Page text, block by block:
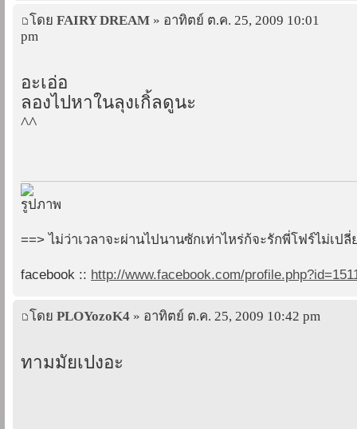
โดย FAIRY DREAM » อาทิตย์ ต.ค. 25, 2009 10:01
pm
อะเอ่อ
ลองไปหาในลุงเกิ้ลดูนะ
^^
==> ไม่ว่าเวลาจะผ่านไปนานซักเท่าไหร่ก้จะรักพี่โฟร์ไม่เป
facebook :: http://www.facebook.com/
โดย PLOYozoK4 » อาทิตย์ ต.ค. 25, 2009 10:42 pm
ทามมัยเปงอะ